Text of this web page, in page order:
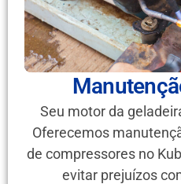
Seu motor da
Oferecemos
de compressores no
evitar prejuízos